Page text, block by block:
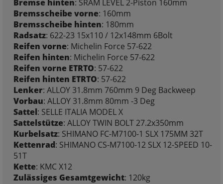
Bremse hinten: SRAM LEVEL 2-Piston 160mm
Bremsscheibe vorne: 160mm
Bremsscheibe hinten: 180mm
Radsatz: 622-23 15x110 / 12x148mm 6Bolt
Reifen vorne: Michelin Force 57-622
Reifen hinten: Michelin Force 57-622
Reifen vorne ETRTO: 57-622
Reifen hinten ETRTO: 57-622
Lenker: ALLOY 31.8mm 760mm 9 Deg Backweep
Vorbau: ALLOY 31.8mm 80mm -3 Deg
Sattel: SELLE ITALIA MODEL X
Sattelstütze: ALLOY TWIN BOLT 27.2x350mm
Kurbelsatz: SHIMANO FC-M7100-1 SLX 175MM 32T
Kettenrad: SHIMANO CS-M7100-12 SLX 12-SPEED 10-
51T
Kette: KMC X12
Zulässiges Gesamtgewicht: 120kg